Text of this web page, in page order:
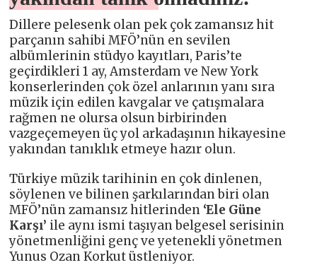
Dillere pelesenk olan pek çok zamansız hit
parçanın sahibi MFÖ’nün en sevilen
albümlerinin stüdyo kayıtları, Paris’te
geçirdikleri 1 ay, Amsterdam ve New York
konserlerinden çok özel anlarının yanı sıra
müzik için edilen kavgalar ve çatışmalara
rağmen ne olursa olsun birbirinden
vazgeçemeyen üç yol arkadaşının hikayesine
yakından tanıklık etmeye hazır olun.
Türkiye müzik tarihinin en çok dinlenen,
söylenen ve bilinen şarkılarından biri olan
MFÖ’nün zamansız hitlerinden ‘Ele Güne
Karşı’ ile aynı ismi taşıyan belgesel serisinin
yönetmenliğini genç ve yetenekli yönetmen
Yunus Ozan Korkut üstleniyor.